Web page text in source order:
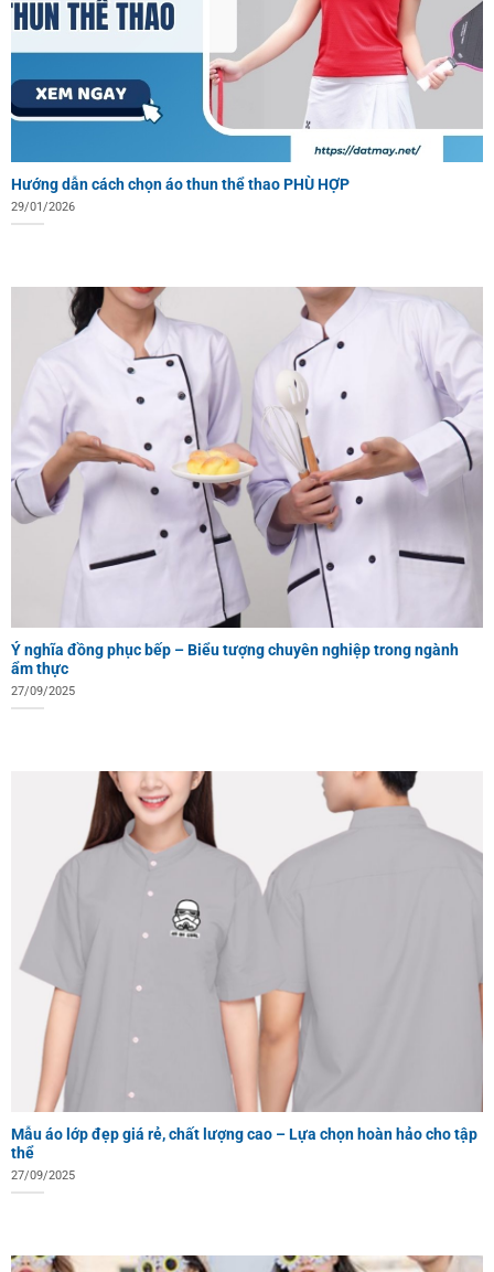
Hướng dẫn cách chọn áo thun thể thao PHÙ HỢP
29/01/2026
Ý nghĩa đồng phục bếp – Biểu tượng chuyên nghiệp trong ngành
ẩm thực
27/09/2025
Mẫu áo lớp đẹp giá rẻ, chất lượng cao – Lựa chọn hoàn hảo cho tập
thể
27/09/2025